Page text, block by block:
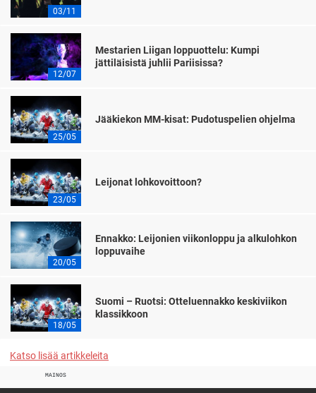
03/11
12/07
Mestarien Liigan loppuottelu: Kumpi
jättiläisistä juhlii Pariisissa?
25/05
Jääkiekon MM-kisat: Pudotuspelien ohjelma
23/05
Leijonat lohkovoittoon?
20/05
Ennakko: Leijonien viikonloppu ja alkulohkon
loppuvaihe
18/05
Suomi – Ruotsi: Otteluennakko keskiviikon
klassikkoon
Katso lisää artikkeleita
MAINOS